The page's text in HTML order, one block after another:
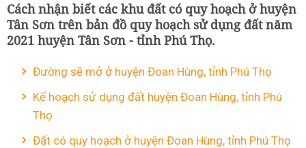
Cách nhận biết các khu đất có quy hoạch ở huyện
Tân Sơn trên bản đồ quy hoạch sử dụng đất năm
2021 huyện Tân Sơn - tỉnh Phú Thọ.
Đường sẽ mở ở huyện Đoan Hùng, tỉnh Phú Thọ
Kế hoạch sử dụng đất huyện Đoan Hùng, tỉnh Phú
Thọ
Đất có quy hoạch ở huyện Đoan Hùng, tỉnh Phú Thọ